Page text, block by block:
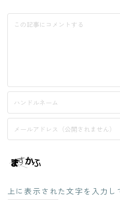
上に表示された文字を入力し